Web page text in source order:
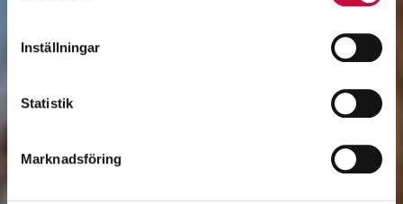
Inställningar
Statistik
Marknadsföring